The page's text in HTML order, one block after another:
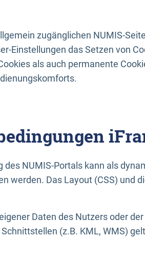
zugänglichen NUMIS-
Einstellungen das Setzen von
als auch permanente
des NUMIS-Portals kann als
werden. Das Layout (CSS) und
Daten des Nutzers oder
(z.B. KML, WMS)